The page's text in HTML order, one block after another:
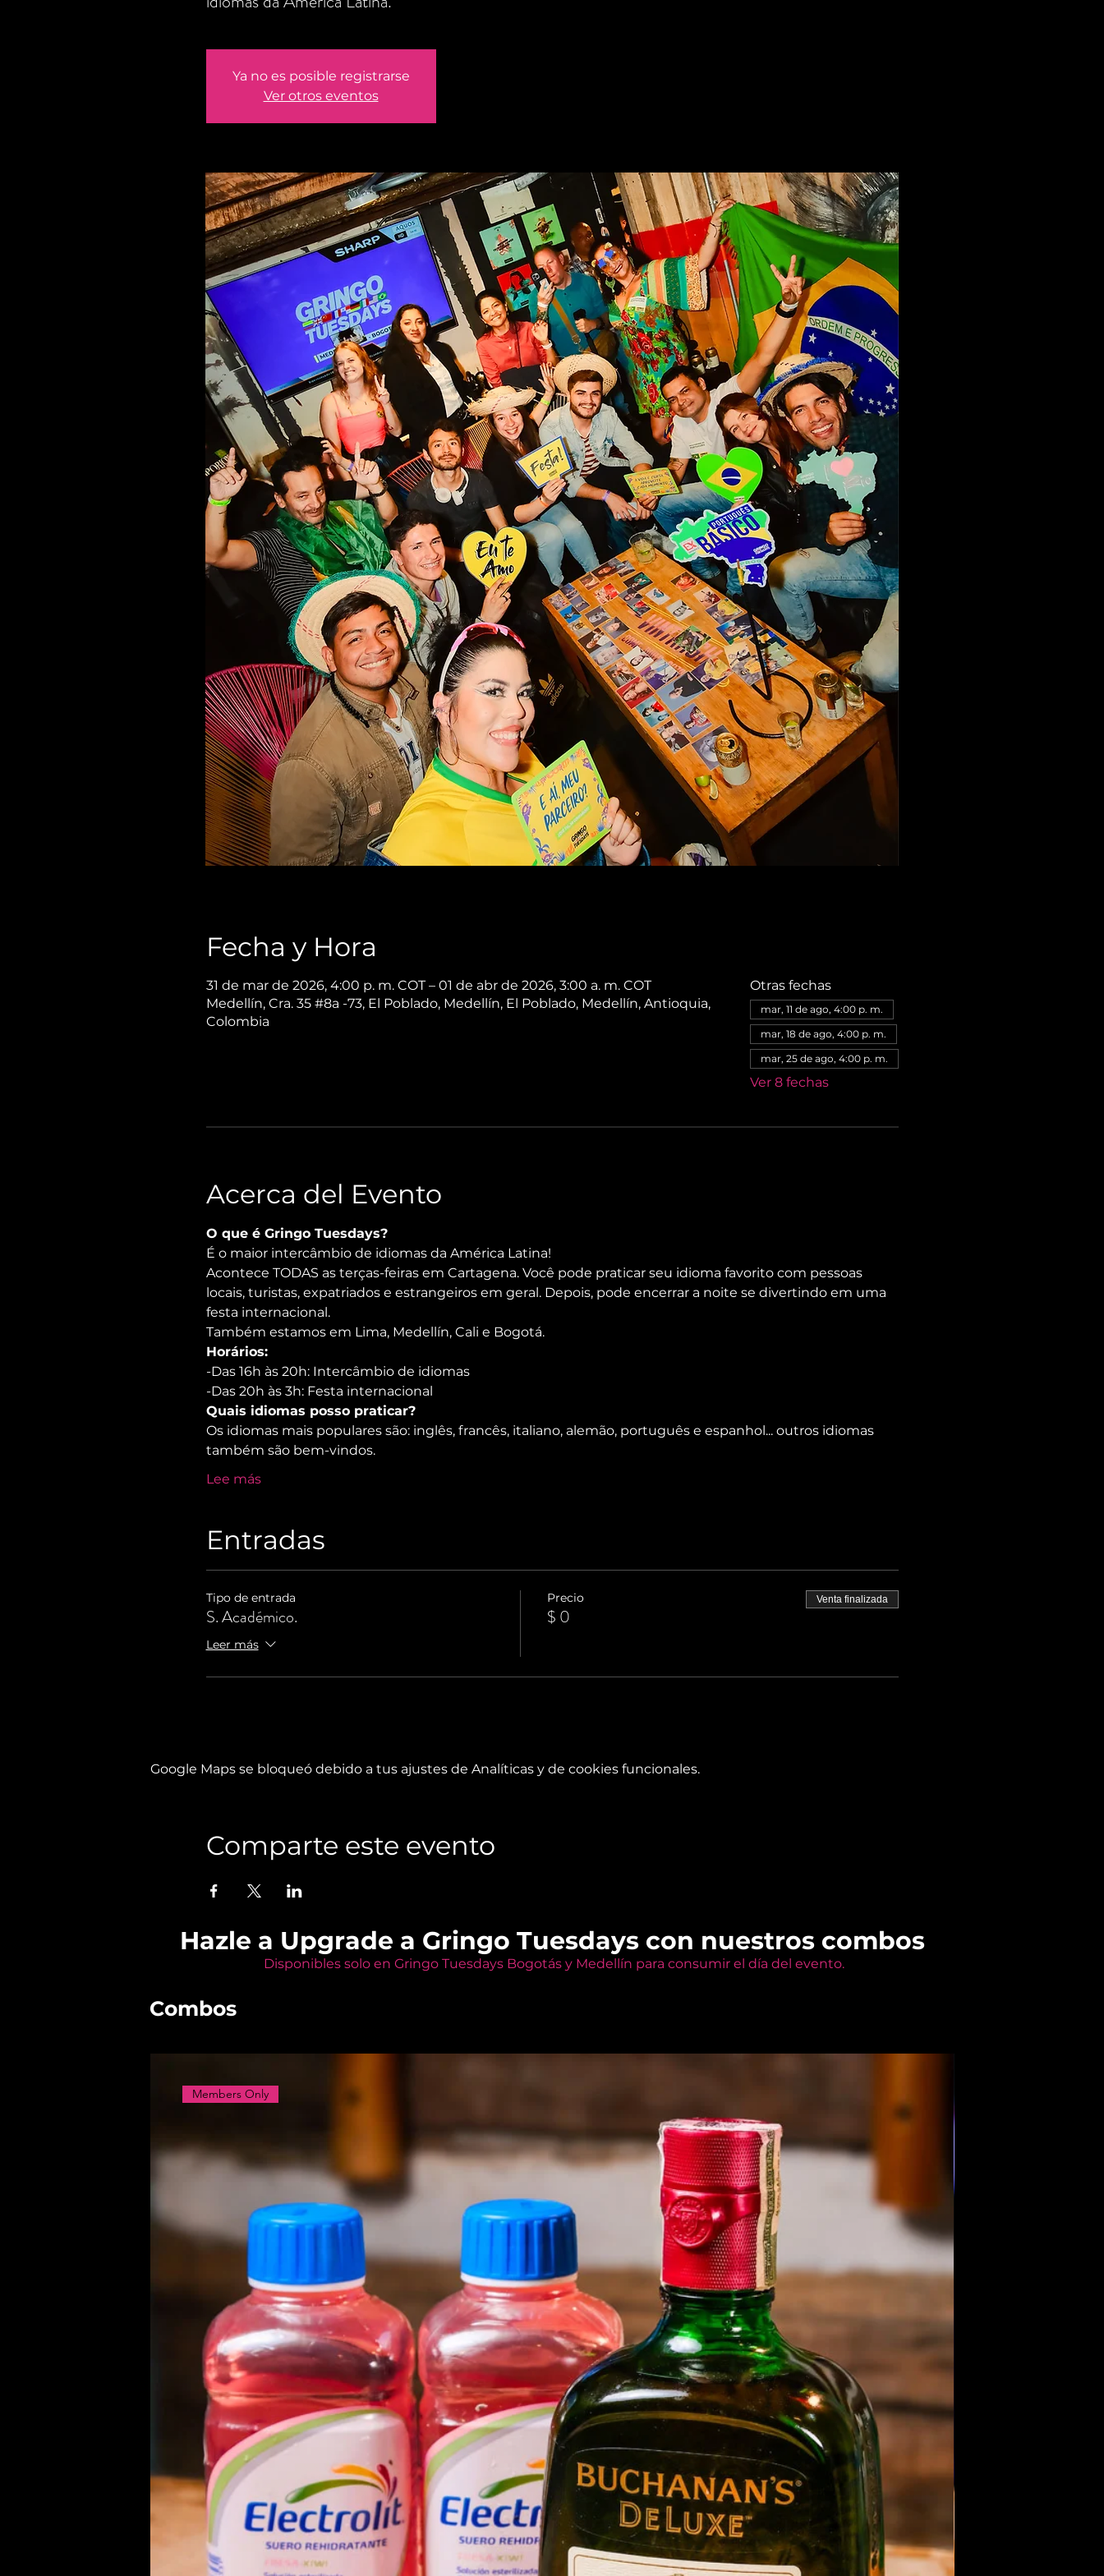
Ya no es posible registrarse
Ver otros eventos
Fecha y Hora
31 de mar de 2026, 4:00 p. m. COT – 01 de abr de 2026, 3:00 a. m. COT
Medellín, Cra. 35 #8a -73, El Poblado, Medellín, El Poblado, Medellín, Antioquia,
Colombia
Otras fechas
mar, 11 de ago, 4:00 p. m.
mar, 18 de ago, 4:00 p. m.
mar, 25 de ago, 4:00 p. m.
Ver 8 fechas
Acerca del Evento
O que é Gringo Tuesdays?
É o maior intercâmbio de idiomas da América Latina!
Acontece TODAS as terças-feiras em Cartagena. Você pode praticar seu idioma favorito com pessoas
locais, turistas, expatriados e estrangeiros em geral. Depois, pode encerrar a noite se divertindo em uma
festa internacional.
Também estamos em Lima, Medellín, Cali e Bogotá.
Horários:
-Das 16h às 20h: Intercâmbio de idiomas
-Das 20h às 3h: Festa internacional
Quais idiomas posso praticar?
Os idiomas mais populares são: inglês, francês, italiano, alemão, português e espanhol... outros idiomas
também são bem-vindos.
Lee más
Entradas
Tipo de entrada
S. Académico.
Leer más
Precio
$ 0
Venta finalizada
Google Maps se bloqueó debido a tus ajustes de Analíticas y de cookies funcionales.
Comparte este evento
Hazle a Upgrade a Gringo Tuesdays con nuestros combos
Disponibles solo en Gringo Tuesdays Bogotás y Medellín para consumir el día del evento.
Combos
Members Only